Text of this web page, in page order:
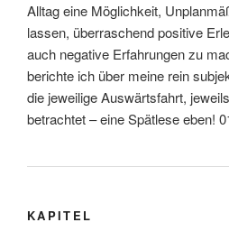
Alltag eine Möglichkeit,
lassen, überraschend positive
auch negative Erfahrungen zu
berichte ich über meine rein
die jeweilige Auswärtsfahrt,
betrachtet – eine Spätlese eben!
KAPITEL